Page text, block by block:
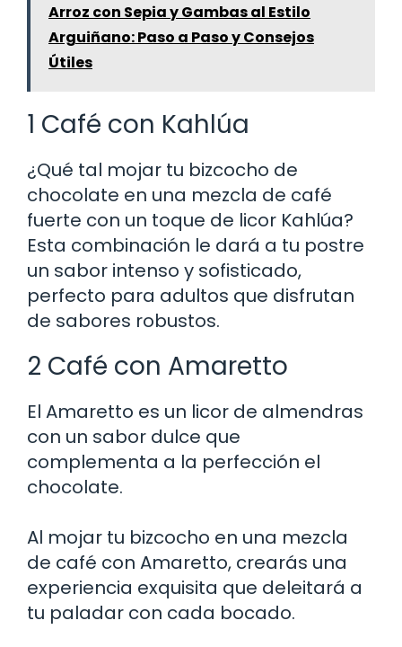
Arroz con Sepia y Gambas al Estilo
Arguiñano: Paso a Paso y Consejos
Útiles
1 Café con Kahlúa
¿Qué tal mojar tu bizcocho de
chocolate en una mezcla de café
fuerte con un toque de licor Kahlúa?
Esta combinación le dará a tu postre
un sabor intenso y sofisticado,
perfecto para adultos que disfrutan
de sabores robustos.
2 Café con Amaretto
El Amaretto es un licor de almendras
con un sabor dulce que
complementa a la perfección el
chocolate.
Al mojar tu bizcocho en una mezcla
de café con Amaretto, crearás una
experiencia exquisita que deleitará a
tu paladar con cada bocado.